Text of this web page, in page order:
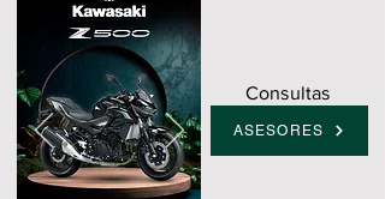
Consultas
ASESORES